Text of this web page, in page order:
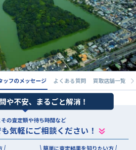
ッフのメッセージ よくある質問 買取店舗一覧
や不安、まるごと解消！
の査定額や待ち時間など
気軽にご相談ください！
簡単に査定結果を知りたい方